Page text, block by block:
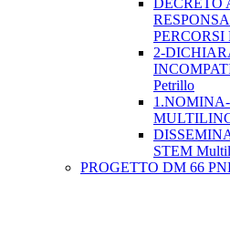
DECRETO
2-
Petrillo
STEM
PROGETTO DM 66